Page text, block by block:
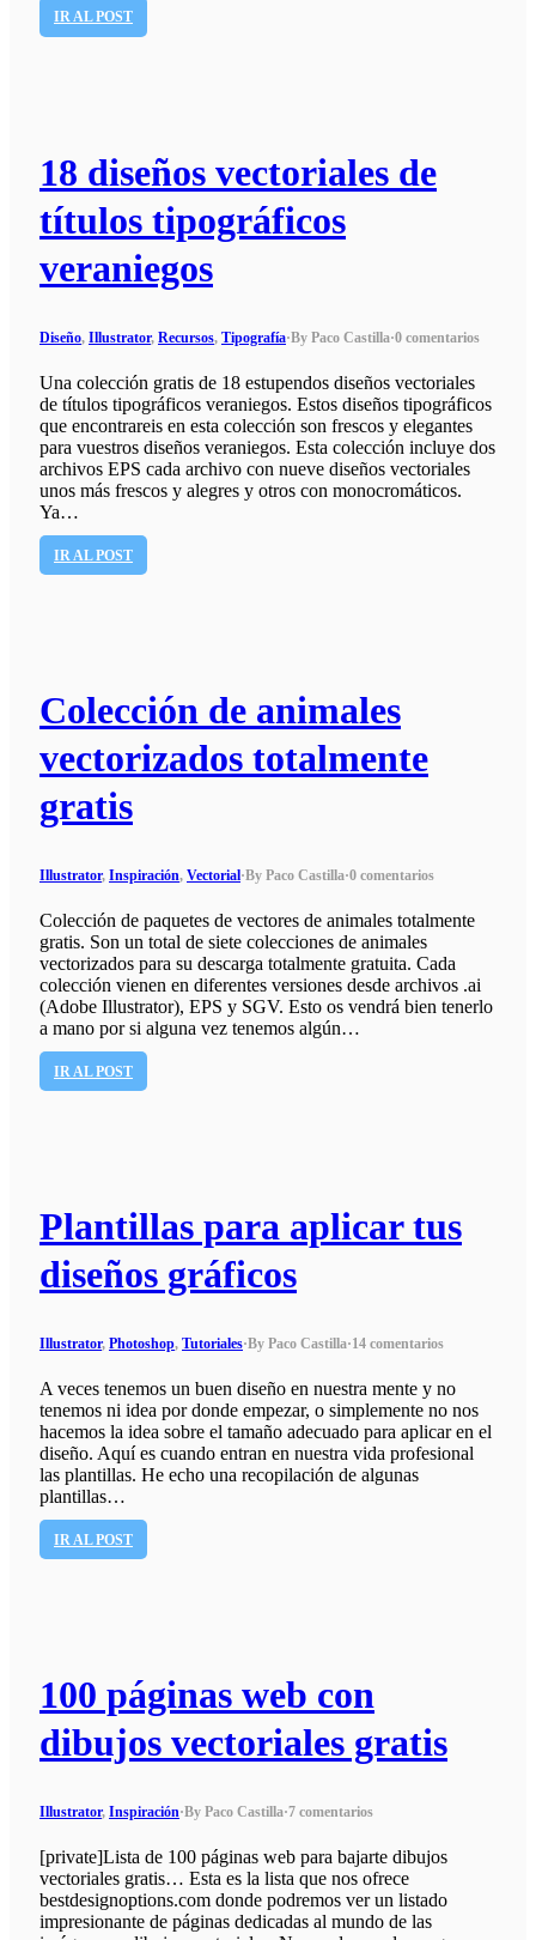
IR AL POST
18 diseños vectoriales de
títulos tipográficos
veraniegos
Diseño, Illustrator, Recursos, Tipografía·By Paco Castilla·0 comentarios
Una colección gratis de 18 estupendos diseños vectoriales
de títulos tipográficos veraniegos. Estos diseños tipográficos
que encontrareis en esta colección son frescos y elegantes
para vuestros diseños veraniegos. Esta colección incluye dos
archivos EPS cada archivo con nueve diseños vectoriales
unos más frescos y alegres y otros con monocromáticos.
Ya…
IR AL POST
Colección de animales
vectorizados totalmente
gratis
Illustrator, Inspiración, Vectorial·By Paco Castilla·0 comentarios
Colección de paquetes de vectores de animales totalmente
gratis. Son un total de siete colecciones de animales
vectorizados para su descarga totalmente gratuita. Cada
colección vienen en diferentes versiones desde archivos .ai
(Adobe Illustrator), EPS y SGV. Esto os vendrá bien tenerlo
a mano por si alguna vez tenemos algún…
IR AL POST
Plantillas para aplicar tus
diseños gráficos
Illustrator, Photoshop, Tutoriales·By Paco Castilla·14 comentarios
A veces tenemos un buen diseño en nuestra mente y no
tenemos ni idea por donde empezar, o simplemente no nos
hacemos la idea sobre el tamaño adecuado para aplicar en el
diseño. Aquí es cuando entran en nuestra vida profesional
las plantillas. He echo una recopilación de algunas
plantillas…
IR AL POST
100 páginas web con
dibujos vectoriales gratis
Illustrator, Inspiración·By Paco Castilla·7 comentarios
[private]Lista de 100 páginas web para bajarte dibujos
vectoriales gratis… Esta es la lista que nos ofrece
bestdesignoptions.com donde podremos ver un listado
impresionante de páginas dedicadas al mundo de las